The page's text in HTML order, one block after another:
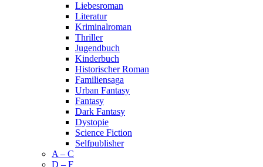
Liebesroman
Literatur
Kriminalroman
Thriller
Jugendbuch
Kinderbuch
Historischer Roman
Familiensaga
Urban Fantasy
Fantasy
Dark Fantasy
Dystopie
Science Fiction
Selfpublisher
A – C
D – F